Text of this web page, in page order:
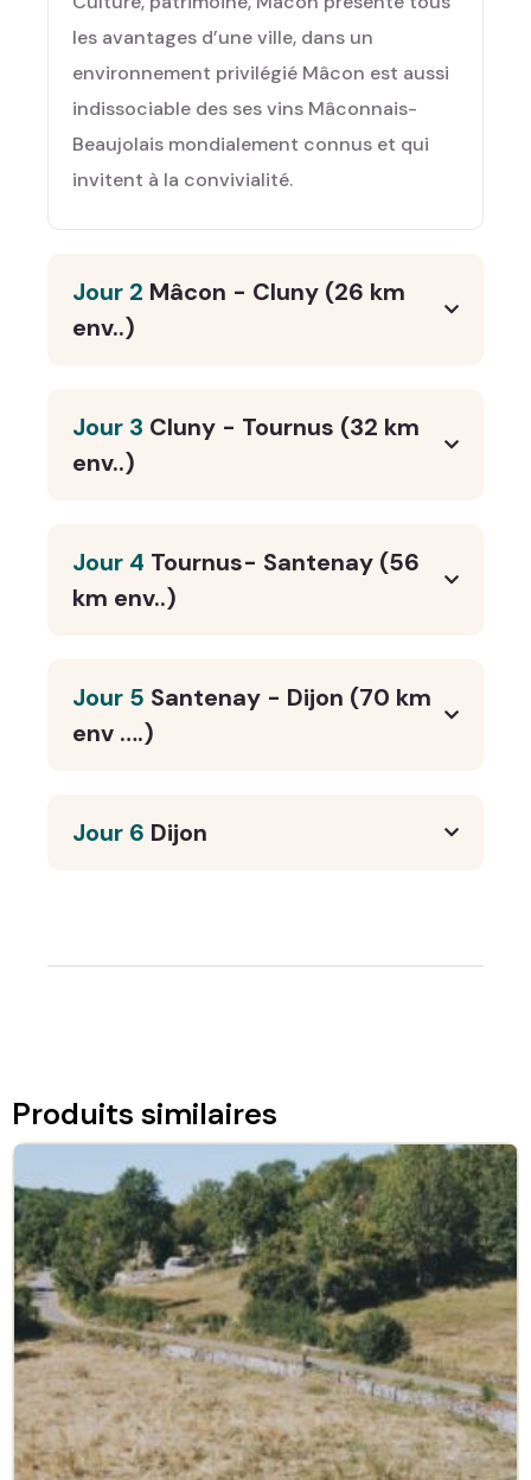
les avantages d’une ville, dans un
environnement privilégié Mâcon est aussi
indissociable des ses vins Mâconnais-
Beaujolais mondialement connus et qui
invitent à la convivialité.
Jour 2 Mâcon - Cluny (26 km
env..)
Jour 3 Cluny - Tournus (32 km
env..)
Jour 4 Tournus- Santenay (56
km env..)
Jour 5 Santenay - Dijon (70 km
env ….)
Jour 6 Dijon
Produits similaires